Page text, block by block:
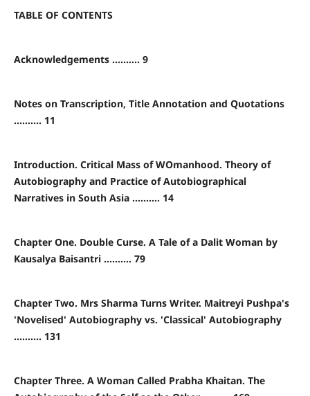
TABLE OF CONTENTS
Acknowledgements .......... 9
Notes on Transcription, Title Annotation and Quotations
.......... 11
Introduction. Critical Mass of WOmanhood. Theory of
Autobiography and Practice of Autobiographical
Narratives in South Asia .......... 14
Chapter One. Double Curse. A Tale of a Dalit Woman by
Kausalya Baisantri .......... 79
Chapter Two. Mrs Sharma Turns Writer. Maitreyi Pushpa's
'Novelised' Autobiography vs. 'Classical' Autobiography
.......... 131
Chapter Three. A Woman Called Prabha Khaitan. The